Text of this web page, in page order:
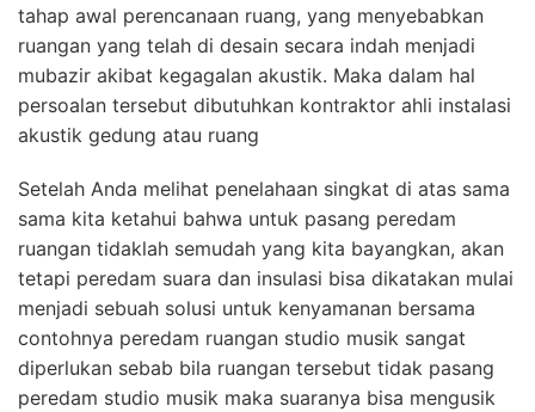
tahap awal perencanaan ruang, yang menyebabkan
ruangan yang telah di desain secara indah menjadi
mubazir akibat kegagalan akustik. Maka dalam hal
persoalan tersebut dibutuhkan kontraktor ahli instalasi
akustik gedung atau ruang
Setelah Anda melihat penelahaan singkat di atas sama
sama kita ketahui bahwa untuk pasang peredam
ruangan tidaklah semudah yang kita bayangkan, akan
tetapi peredam suara dan insulasi bisa dikatakan mulai
menjadi sebuah solusi untuk kenyamanan bersama
contohnya peredam ruangan studio musik sangat
diperlukan sebab bila ruangan tersebut tidak pasang
peredam studio musik maka suaranya bisa mengusik